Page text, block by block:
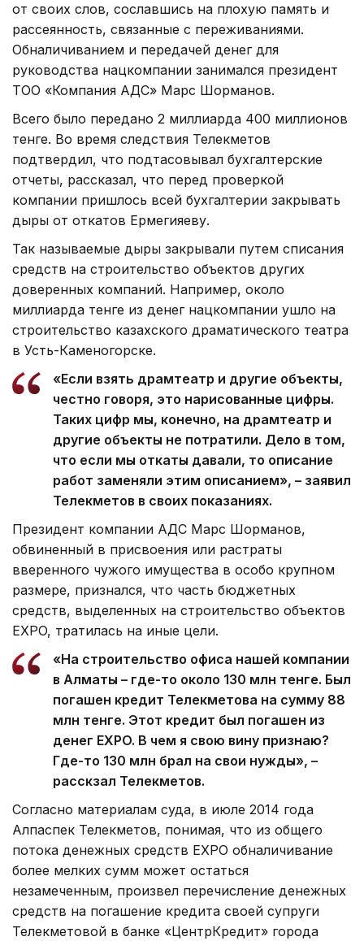
от своих слов, сославшись на плохую память и
рассеянность, связанные с переживаниями.
Обналичиванием и передачей денег для
руководства нацкомпании занимался президент
ТОО «Компания АДС» Марс Шорманов.
Всего было передано 2 миллиарда 400 миллионов
тенге. Во время следствия Телекметов
подтвердил, что подтасовывал бухгалтерские
отчеты, рассказал, что перед проверкой
компании пришлось всей бухгалтерии закрывать
дыры от откатов Ермегияеву.
Так называемые дыры закрывали путем списания
средств на строительство объектов других
доверенных компаний. Например, около
миллиарда тенге из денег нацкомпании ушло на
строительство казахского драматического театра
в Усть-Каменогорске.
«Если взять драмтеатр и другие объекты,
честно говоря, это нарисованные цифры.
Таких цифр мы, конечно, на драмтеатр и
другие объекты не потратили. Дело в том,
что если мы откаты давали, то описание
работ заменяли этим описанием», – заявил
Телекметов в своих показаниях.
Президент компании АДС Марс Шорманов,
обвиненный в присвоения или растраты
вверенного чужого имущества в особо крупном
размере, признался, что часть бюджетных
средств, выделенных на строительство объектов
EXPO, тратилась на иные цели.
«На строительство офиса нашей компании
в Алматы – где-то около 130 млн тенге. Был
погашен кредит Телекметова на сумму 88
млн тенге. Этот кредит был погашен из
денег EXPO. В чем я свою вину признаю?
Где-то 130 млн брал на свои нужды», –
расскзал Телекметов.
Согласно материалам суда, в июле 2014 года
Алпаспек Телекметов, понимая, что из общего
потока денежных средств EXPO обналичивание
более мелких сумм может остаться
незамеченным, произвел перечисление денежных
средств на погашение кредита своей супруги
Телекметовой в банке «ЦентрКредит» города